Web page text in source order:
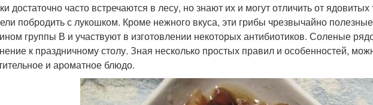
достаточно часто встречаются в лесу, но знают их и могут отличить от
побродить с лукошком. Кроме нежного вкуса, эти грибы чрезвычайно
группы В и участвуют в изготовлении некоторых антибиотиков. Соленые
к праздничному столу. Зная несколько простых правил и особенностей,
и ароматное блюдо.